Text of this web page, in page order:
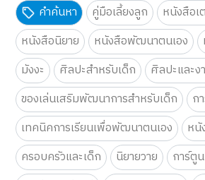
คำค้นหา คู่มือเลี้ยงลูก
หนังสือ
หนังสือนิยาย
หนังสือพัฒนาตนเอง
มังงะ
ศิลปะสำหรับเด็ก
ศิลปะและ
ของเล่นเสริมพัฒนาการสำหรับเด็ก
ก
เทคนิคการเรียนเพื่อพัฒนาตนเอง
หนั
ครอบครัวและเด็ก
นิยายวาย
การ์ตู